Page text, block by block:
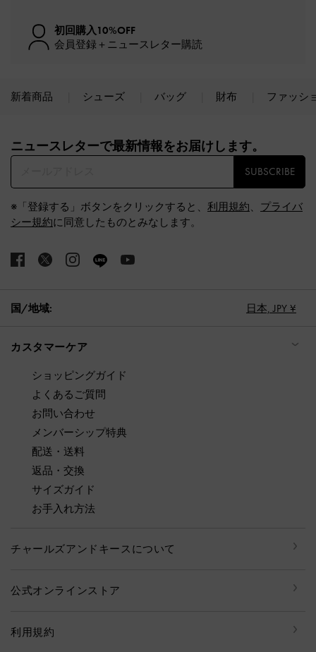
初回購入10%OFF
会員登録＋ニュースレター購読
新着商品 シューズ バッグ 財布 ファッシ
ニュースレターで最新情報をお届けします。​
SUBSCRIBE
※「登録する」ボタンをクリックすると、 利用規約、 プライバ
シー規約に同意したものとみなします。
国/地域: 日本, JPY ¥
カスタマーケア
ショッピングガイド
よくあるご質問
お問い合わせ
メンバーシップ特典
配送・送料
返品・交換
サイズガイド
お手入れ方法
チャールズアンドキースについて
公式オンラインストア
利用規約